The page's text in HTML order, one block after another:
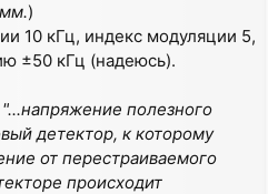
)
10 кГц, индекс модуляции 5,
±50 кГц (надеюсь).
"...напряжение полезного
детектор, к которому
от перестраиваемого
происходит